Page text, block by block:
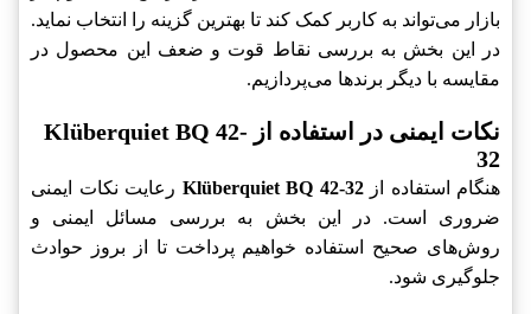
بازار می‌تواند به کاربر کمک کند تا بهترین گزینه را انتخاب نماید.
در این بخش به بررسی نقاط قوت و ضعف این محصول در
مقایسه با دیگر برندها می‌پردازیم.
نکات ایمنی در استفاده از Klüberquiet BQ 42-
32
هنگام استفاده ازKlüberquiet BQ 42-32 رعایت نکات ایمنی
ضروری است. در این بخش به بررسی مسائل ایمنی و
روش‌های صحیح استفاده خواهیم پرداخت تا از بروز حوادث
جلوگیری شود.